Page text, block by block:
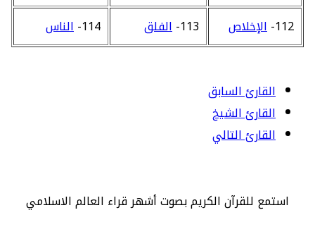
112- الإخلاص 113- الفلق 114- الناس
القارئ السابق
القارئ الشيخ
القارئ التالي
استمع للقرآن الكريم بصوت أشهر قراء العالم الاسلامي